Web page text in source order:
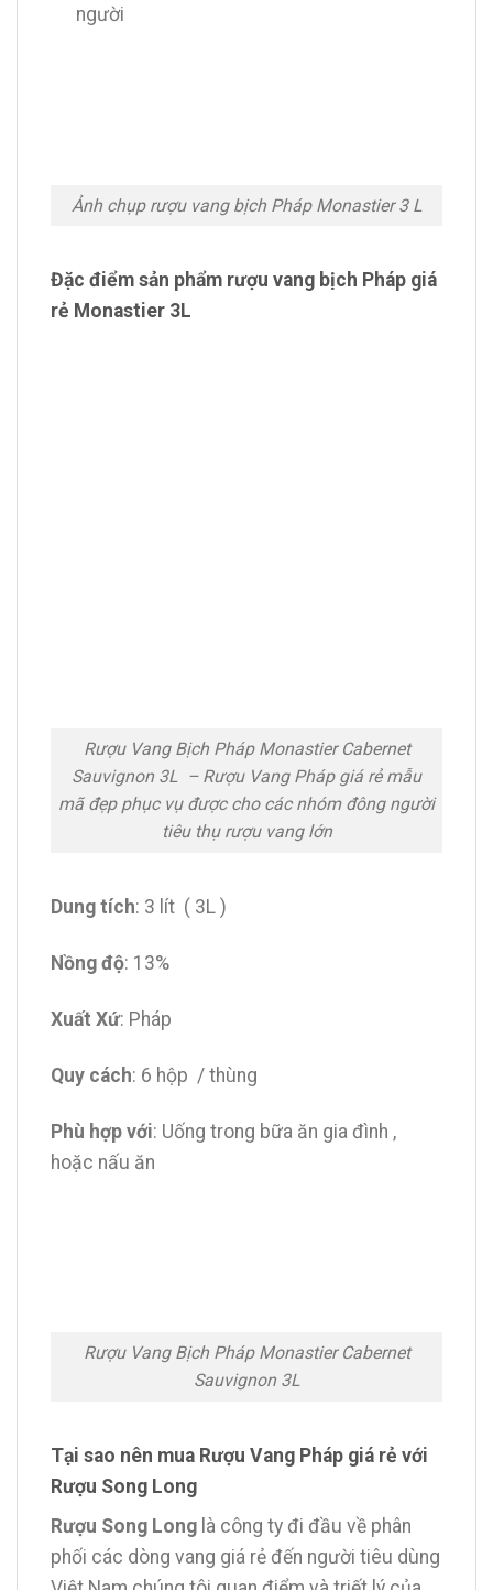
người
Ảnh chụp rượu vang bịch Pháp Monastier 3 L
Đặc điểm sản phẩm rượu vang bịch Pháp giá
rẻ Monastier 3L
Rượu Vang Bịch Pháp Monastier Cabernet
Sauvignon 3L – Rượu Vang Pháp giá rẻ mẫu
mã đẹp phục vụ được cho các nhóm đông người
tiêu thụ rượu vang lớn
Dung tích: 3 lít ( 3L )
Nồng độ: 13%
Xuất Xứ: Pháp
Quy cách: 6 hộp / thùng
Phù hợp với: Uống trong bữa ăn gia đình ,
hoặc nấu ăn
Rượu Vang Bịch Pháp Monastier Cabernet
Sauvignon 3L
Tại sao nên mua Rượu Vang Pháp giá rẻ với
Rượu Song Long
Rượu Song Long là công ty đi đầu về phân
phối các dòng vang giá rẻ đến người tiêu dùng